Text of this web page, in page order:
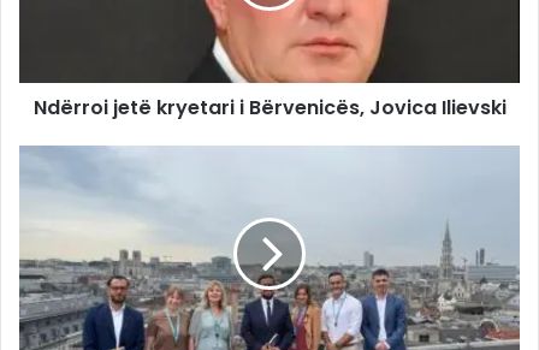
Ndërroi jetë kryetari i Bërvenicës, Jovica Ilievski